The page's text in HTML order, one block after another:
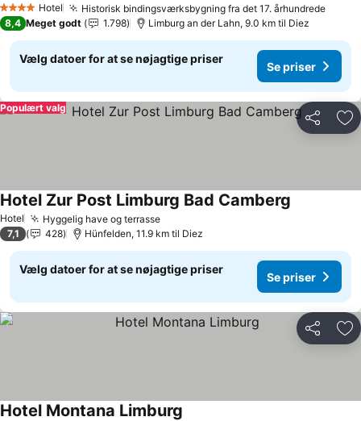
4 StjernerHotel Historisk bindingsværksbygning fra det 17. århundrede
8,4 Meget godt 1.798 Limburg an der Lahn, 9.0 km til Diez
Vælg datoer for at se nøjagtige priser
Se priser
Del
Populært valg
Hotel Hyggelig have og terrasse
Hotel Zur Post Limburg Bad Camberg
7,1 428 Hünfelden, 11.9 km til Diez
Vælg datoer for at se nøjagtige priser
Se priser
Del
Hotel Montana Limburg